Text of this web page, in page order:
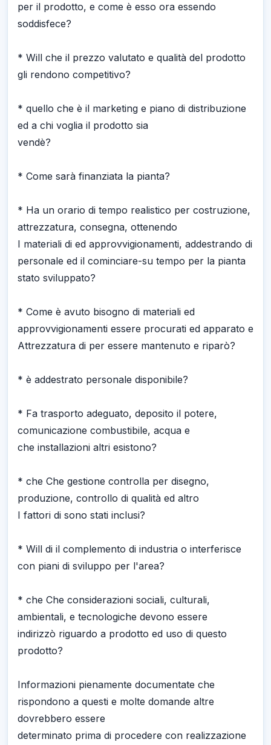
per il prodotto, e come è esso ora essendo
soddisfece?
* Will che il prezzo valutato e qualità del prodotto
gli rendono competitivo?
* quello che è il marketing e piano di distribuzione
ed a chi voglia il prodotto sia
vendè?
* Come sarà finanziata la pianta?
* Ha un orario di tempo realistico per costruzione,
attrezzatura, consegna, ottenendo
I materiali di ed approvvigionamenti, addestrando di
personale ed il cominciare-su tempo per la pianta
stato sviluppato?
* Come è avuto bisogno di materiali ed
approvvigionamenti essere procurati ed apparato e
Attrezzatura di per essere mantenuto e riparò?
* è addestrato personale disponibile?
* Fa trasporto adeguato, deposito il potere,
comunicazione combustibile, acqua e
che installazioni altri esistono?
* che Che gestione controlla per disegno,
produzione, controllo di qualità ed altro
I fattori di sono stati inclusi?
* Will di il complemento di industria o interferisce
con piani di sviluppo per l'area?
* che Che considerazioni sociali, culturali,
ambientali, e tecnologiche devono essere
indirizzò riguardo a prodotto ed uso di questo
prodotto?
Informazioni pienamente documentate che
rispondono a questi e molte domande altre
dovrebbero essere
determinato prima di procedere con realizzazione